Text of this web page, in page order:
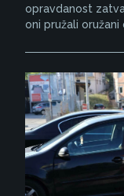
opravdanost
oni pružali oružani